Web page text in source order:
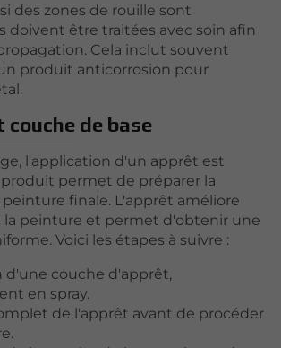
des zones de rouille sont
doivent être traitées avec soin afin
Cela inclut souvent
produit anticorrosion pour
couche de base
l'application d'un apprêt est
produit permet de préparer la
peinture finale. L'apprêt améliore
la peinture et permet d'obtenir une
Voici les étapes à suivre :
d'une couche d'apprêt,
en spray.
de l'apprêt avant de procéder